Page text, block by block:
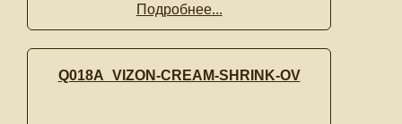
Подробнее...
Q018A_VIZON-CREAM-SHRINK-OV